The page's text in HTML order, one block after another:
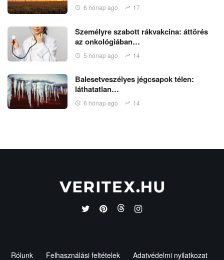
6 hónap ago 17
Személyre szabott rákvakcina: áttörés
az onkológiában…
5 hónap ago 14
Balesetveszélyes jégcsapok télen:
láthatatlan…
6 hónap ago 14
Rólunk Felhasználási feltételek Adatvédelmi nyilatkozat